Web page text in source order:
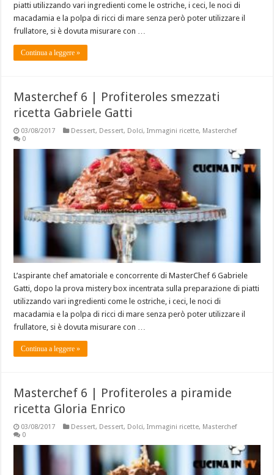
piatti utilizzando vari ingredienti come le ostriche, i ceci, le noci di
macadamia e la polpa di ricci di mare senza però poter utilizzare il
frullatore, si è dovuta misurare con …
Continua a leggere »
Masterchef 6 | Profiteroles smezzati
ricetta Gabriele Gatti
03/08/2017 Dessert, Dessert, Dolci,Immagini ricette, Masterchef
0
L’aspirante chef amatoriale e concorrente di MasterChef 6 Gabriele
Gatti, dopo la prova mistery box incentrata sulla preparazione di piatti
utilizzando vari ingredienti come le ostriche, i ceci, le noci di
macadamia e la polpa di ricci di mare senza però poter utilizzare il
frullatore, si è dovuta misurare con …
Continua a leggere »
Masterchef 6 | Profiteroles a piramide
ricetta Gloria Enrico
03/08/2017 Dessert, Dessert, Dolci,Immagini ricette, Masterchef
0